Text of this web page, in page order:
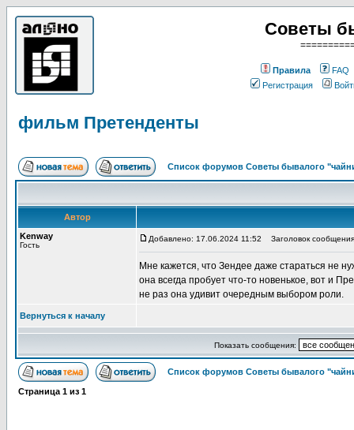
Советы
Правила
FAQ
Регистрация
фильм Претенденты
Список форумов Советы бывалого
Автор
Kenway
Гость
Добавлено: 17.06.2024 11:52 Заголовок
Мне кажется, что Зендее даже стараться не
она всегда пробует что-то новенькое, вот и
не раз она удивит очередным выбором роли.
Вернуться к началу
Показать сообщения:
Список форумов Советы бывалого
Страница 1 из 1